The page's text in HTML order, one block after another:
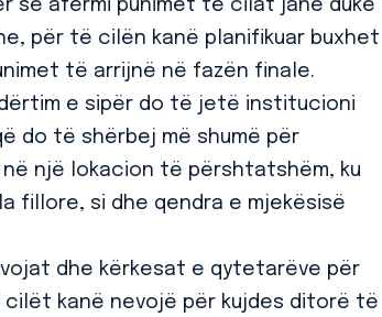
së afërmi punimet të cilat janë duke
për të cilën kanë planifikuar buxhet
të arrijnë në fazën finale.
e sipër do të jetë institucioni
do të shërbej më shumë për
një lokacion të përshtatshëm, ku
fillore, si dhe qendra e mjekësisë
dhe kërkesat e qytetarëve për
kanë nevojë për kujdes ditorë të